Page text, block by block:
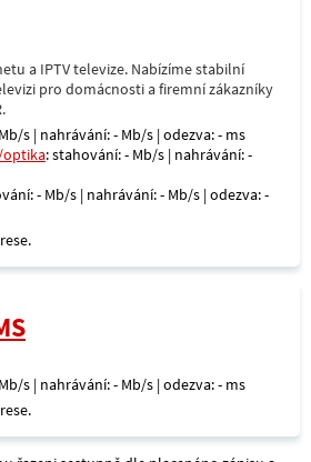
a IPTV televize. Nabízíme stabilní
pro domácnosti a firemní zákazníky
s | nahrávání: - Mb/s | odezva: - ms
optika: stahování: - Mb/s | nahrávání: -
- Mb/s | nahrávání: - Mb/s | odezva: -
s | nahrávání: - Mb/s | odezva: - ms